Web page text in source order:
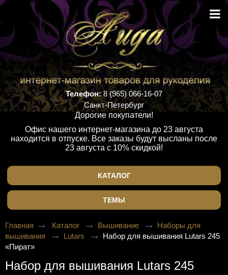
Телефон:8 (965) 066-16-07
Санкт-Петербург
Дорогие покупатели!
Офис нашего интернет-магазина до 23 августа
находится в отпуске. Все заказы будут высланы после
23 августа с 10% скидкой!
КАТАЛОГ
ТЕМЫ
Главная Каталог Вышивание
Наборы для
вышивания
Lutars
Набор для вышивания Lutars 245
«Пират»
Набор для вышивания Lutars 245